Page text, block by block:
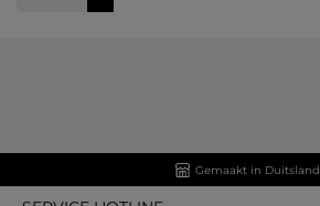
Gemaakt in Duitsland